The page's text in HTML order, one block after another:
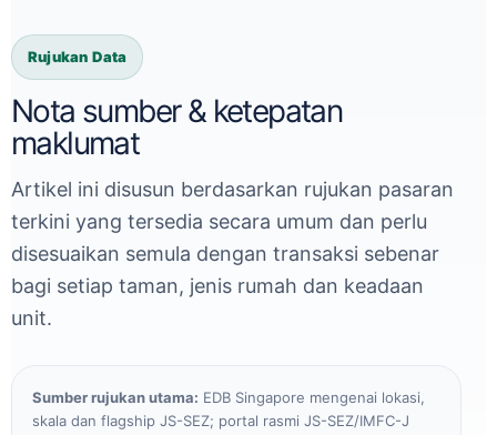
Rujukan Data
Nota sumber & ketepatan
maklumat
Artikel ini disusun berdasarkan rujukan pasaran
terkini yang tersedia secara umum dan perlu
disesuaikan semula dengan transaksi sebenar
bagi setiap taman, jenis rumah dan keadaan
unit.
Sumber rujukan utama: EDB Singapore mengenai lokasi,
skala dan flagship JS-SEZ; portal rasmi JS-SEZ/IMFC-J